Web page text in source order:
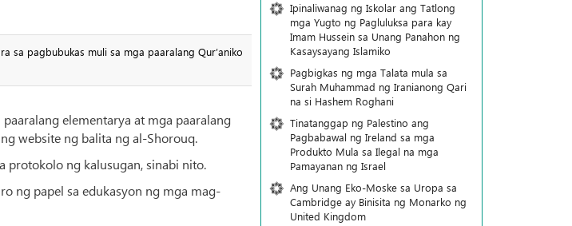
sa pagbubukas muli sa mga paaralang Qur’aniko
elementarya at mga paaralang
website ng balita ng al-Shorouq.
protokolo ng kalusugan, sinabi nito.
ng papel sa edukasyon ng mga mag-
Ipinaliwanag ng Iskolar ang Tatlong
mga Yugto ng Pagluluksa para kay
Imam Hussein sa Unang Panahon ng
Kasaysayang Islamiko
Pagbigkas ng mga Talata mula sa
Surah Muhammad ng Iranianong Qari
na si Hashem Roghani
Tinatanggap ng Palestino ang
Pagbabawal ng Ireland sa mga
Produkto Mula sa Ilegal na mga
Pamayanan ng Israel
Ang Unang Eko-Moske sa Uropa sa
Cambridge ay Binisita ng Monarko ng
United Kingdom